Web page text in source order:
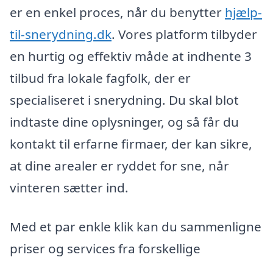
er en enkel proces, når du benytter hjælp-
til-snerydning.dk. Vores platform tilbyder
en hurtig og effektiv måde at indhente 3
tilbud fra lokale fagfolk, der er
specialiseret i snerydning. Du skal blot
indtaste dine oplysninger, og så får du
kontakt til erfarne firmaer, der kan sikre,
at dine arealer er ryddet for sne, når
vinteren sætter ind.
Med et par enkle klik kan du sammenligne
priser og services fra forskellige